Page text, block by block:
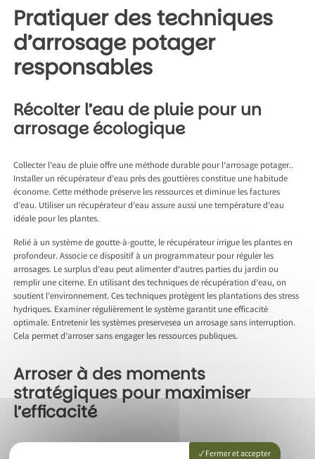
Pratiquer des techniques
d’arrosage potager
responsables
Récolter l’eau de pluie pour un
arrosage écologique
Collecter l’eau de pluie offre une méthode durable pour l’arrosage potager..
Installer un récupérateur d’eau près des gouttières constitue une habitude
économe. Cette méthode préserve les ressources et diminue les factures
d’eau. Utiliser un récupérateur d’eau assure aussi une température d’eau
idéale pour les plantes.
Relié à un système de goutte-à-goutte, le récupérateur irrigue les plantes en
profondeur. Associe ce dispositif à un programmateur pour réguler les
arrosages. Le surplus d’eau peut alimenter d’autres parties du jardin ou
remplir une citerne. En utilisant des techniques de récupération d’eau, on
soutient l’environnement. Ces techniques protègent les plantations des stress
hydriques. Examiner régulièrement le système garantit une efficacité
optimale. Entretenir les systèmes preservesea un arrosage sans interruption.
Cela permet d’arroser sans engager les ressources publiques.
Arroser à des moments
stratégiques pour maximiser
l’efficacité
Arroser à des moments spécifiques maximise l’efficacité de l’arrosage
Fermer et accepter